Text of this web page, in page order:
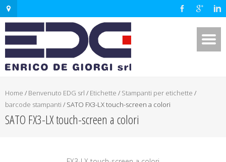
Home / Benvenuto EDG srl / Etichette / Stampanti per etichette /
barcode stampanti / SATO FX3-LX touch-screen a colori
SATO FX3-LX touch-screen a colori